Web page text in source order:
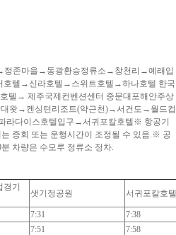
정존마을→동광환승정류소→창천리→예래입
텔→신라호텔→스위트호텔→하나호텔 한국
→ 제주국제컨벤션센터 중문대포해안주상
왓→켄싱턴리조트(약근천)→서건도→월드컵
라다이스호텔입구→서귀포칼호텔※ 항공기
증회 또는 운행시간이 조정될 수 있음.※ 공
차량은 수모루 정류소 정차.
경기
샛기정공원 서귀포칼호텔
7:31
7:38
7:51
7:58